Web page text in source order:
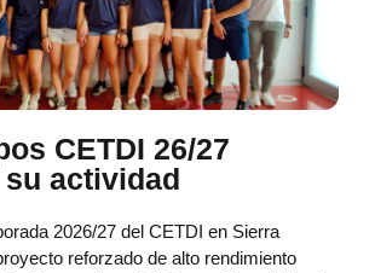
CETDI 26/27
actividad
2026/27 del CETDI en Sierra
reforzado de alto rendimiento